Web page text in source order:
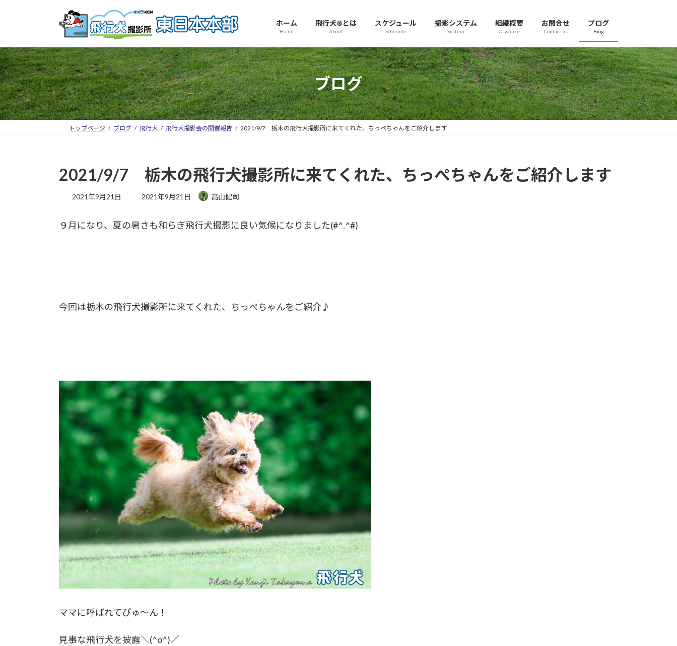
ホーム
Home
飛行犬®とは
About
スケジュール
Schedule
撮影システム
System
組織概要
Organize
お問合せ
Contact us
ブログ
Biog
ブログ
トップページ ブログ 飛行犬 飛行犬撮影会の開催報告 2021/9/7 栃木の飛行犬撮影所に来てくれた、ちっぺちゃんをご紹介します
2021/9/7 栃木の飛行犬撮影所に来てくれた、ちっぺちゃんをご紹介します
2021年9月21日 2021年9月21日 高山健司
９月になり、夏の暑さも和らぎ飛行犬撮影に良い気候になりました(#^.^#)
今回は栃木の飛行犬撮影所に来てくれた、ちっぺちゃんをご紹介♪
ママに呼ばれてぴゅ～ん！
見事な飛行犬を披露＼(^o^)／